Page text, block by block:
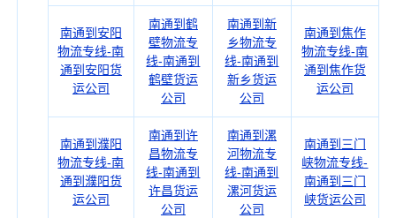
南通到安阳
物流专线-南
通到安阳货
运公司
南通到鹤
壁物流专
线-南通到
鹤壁货运
公司
南通到新
乡物流专
线-南通到
新乡货运
公司
南通到焦作
物流专线-南
通到焦作货
运公司
南通到濮阳
物流专线-南
通到濮阳货
运公司
南通到许
昌物流专
线-南通到
许昌货运
公司
南通到漯
河物流专
线-南通到
漯河货运
公司
南通到三门
峡物流专线-
南通到三门
峡货运公司